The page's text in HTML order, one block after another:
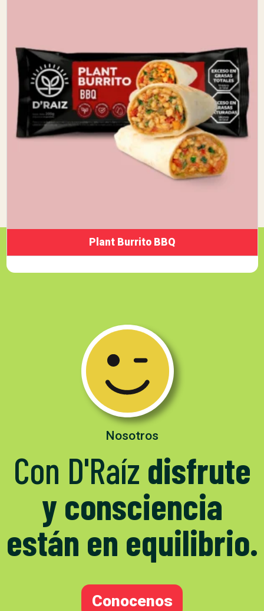
Plant Burrito BBQ
Nosotros
Con D'Raíz disfrute
y consciencia
están en equilibrio.
Conocenos